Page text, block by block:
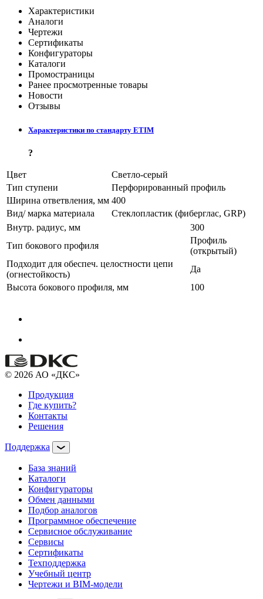
Характеристики
Аналоги
Чертежи
Сертификаты
Конфигураторы
Каталоги
Промостраницы
Ранее просмотренные товары
Новости
Отзывы
Характеристики по стандарту ETIM
?
Цвет
Светло-серый
Тип ступени
Перфорированный профиль
Ширина ответвления, мм 400
Вид/ марка материала
Стеклопластик (фиберглас, GRP)
Внутр. радиус, мм
300
Тип бокового профиля
Профиль
(открытый)
Подходит для обеспеч. целостности цепи
(огнестойкость)
Да
Высота бокового профиля, мм
100
© 2026 АО «ДКС»
Продукция
Где купить?
Контакты
Решения
Поддержка
База знаний
Каталоги
Конфигураторы
Обмен данными
Подбор аналогов
Программное обеспечение
Сервисное обслуживание
Сервисы
Сертификаты
Техподдержка
Учебный центр
Чертежи и BIM-модели